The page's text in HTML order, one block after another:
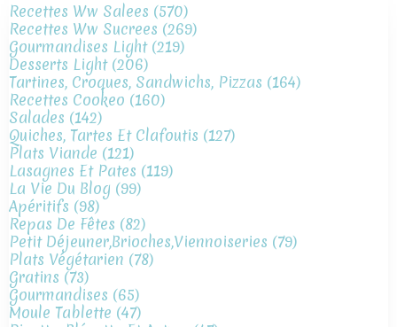
Recettes Ww Salees (570)
Recettes Ww Sucrees (269)
Gourmandises Light(219)
Desserts Light(206)
Tartines, Croques, Sandwichs, Pizzas (164)
Recettes Cookeo (160)
Salades (142)
Quiches, Tartes Et Clafoutis (127)
Plats Viande (121)
Lasagnes Et Pates (119)
La Vie Du Blog (99)
Apéritifs (98)
Repas De Fêtes (82)
Petit Déjeuner,brioches,viennoiseries (79)
Plats Végétarien (78)
Gratins (73)
Gourmandises (65)
Moule Tablette (47)